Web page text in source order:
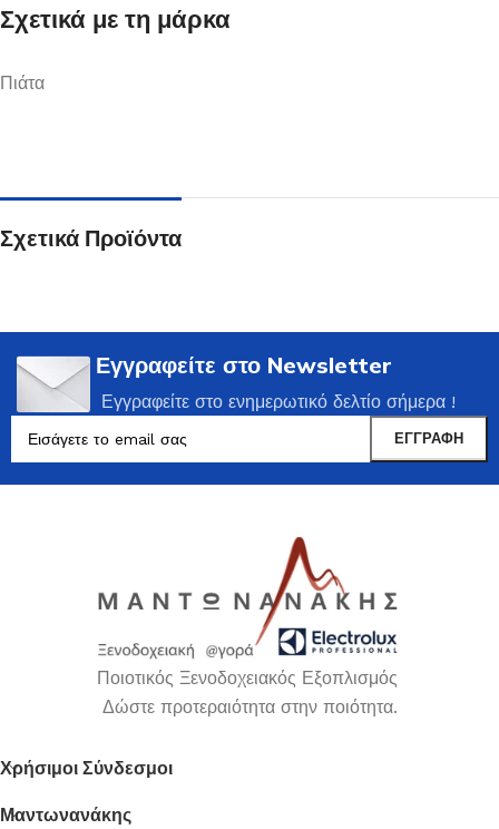
Σχετικά με τη μάρκα
Πιάτα
Σχετικά Προϊόντα
Εγγραφείτε στο Newsletter
Εγγραφείτε στο ενημερωτικό δελτίο σήμερα !
Ποιοτικός Ξενοδοχειακός Εξοπλισμός
Δώστε προτεραιότητα στην ποιότητα.
Χρήσιμοι Σύνδεσμοι
Μαντωνανάκης